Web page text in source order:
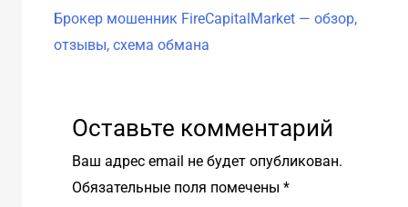
Брокер мошенник FireCapitalMarket — обзор,
отзывы, схема обмана
Оставьте комментарий
Ваш адрес email не будет опубликован.
Обязательные поля помечены *